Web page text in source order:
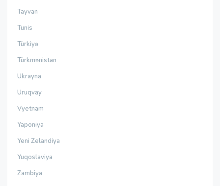
Tayvan
Tunis
Türkiyə
Türkmənistan
Ukrayna
Uruqvay
Vyetnam
Yaponiya
Yeni Zelandiya
Yuqoslaviya
Zambiya